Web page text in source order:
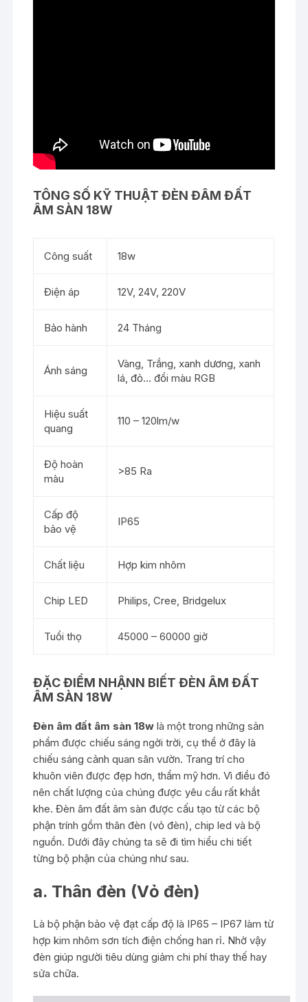
TÔNG SỐ KỸ THUẬT ĐÈN ĐÂM ĐẤT
ÂM SÀN 18W
Công suất 18w
Điện áp 12V, 24V, 220V
Bảo hành 24 Tháng
Ánh sáng
Vàng, Trắng, xanh dương, xanh
lá, đỏ… đổi màu RGB
Hiệu suất
quang
110 – 120lm/w
Độ hoàn
màu
>85 Ra
Cấp độ
bảo vệ
IP65
Chất liệu Hợp kim nhôm
Chip LED Philips, Cree, Bridgelux
Tuổi thọ 45000 – 60000 giờ
ĐẶC ĐIỂM NHẬNN BIẾT ĐÈN ÂM ĐẤT
ÂM SÀN 18W
Đèn âm đất âm sàn 18w là một trong những sản
phẩm được chiếu sáng ngời trời, cụ thể ở đây là
chiếu sáng cảnh quan sân vườn. Trang trí cho
khuôn viên được đẹp hơn, thẩm mỹ hơn. Vì điều đó
nên chất lượng của chúng được yêu cầu rất khắt
khe. Đèn âm đất âm sàn được cấu tạo từ các bộ
phận trính gồm thân đèn (vỏ đèn), chip led và bộ
nguồn. Dưới đây chúng ta sẽ đi tìm hiểu chi tiết
từng bộ phận của chúng như sau.
a. Thân đèn (Vỏ đèn)
Là bộ phận bảo vệ đạt cấp độ là IP65 – IP67 làm từ
hợp kim nhôm sơn tích điện chống han rỉ. Nhờ vậy
đèn giúp người tiêu dùng giảm chi phí thay thế hay
sửa chữa.